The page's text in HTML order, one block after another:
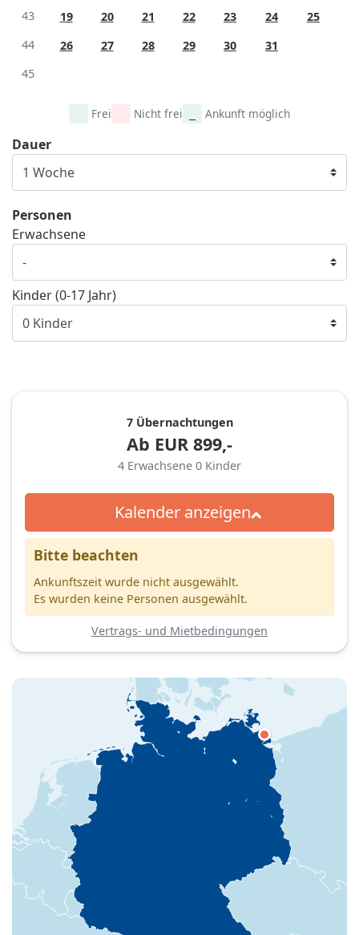
43
19 20 21 22 23 24
25
44
26 27 28 29 30
31
45
Frei Nicht frei Ankunft möglich
Dauer
Personen
Erwachsene
Kinder (0-17 Jahr)
7 Übernachtungen
Ab EUR 899,-
4 Erwachsene 0 Kinder
Kalender anzeigen
Bitte beachten
Ankunftszeit wurde nicht ausgewählt.
Es wurden keine Personen ausgewählt.
Vertrags- und Mietbedingungen